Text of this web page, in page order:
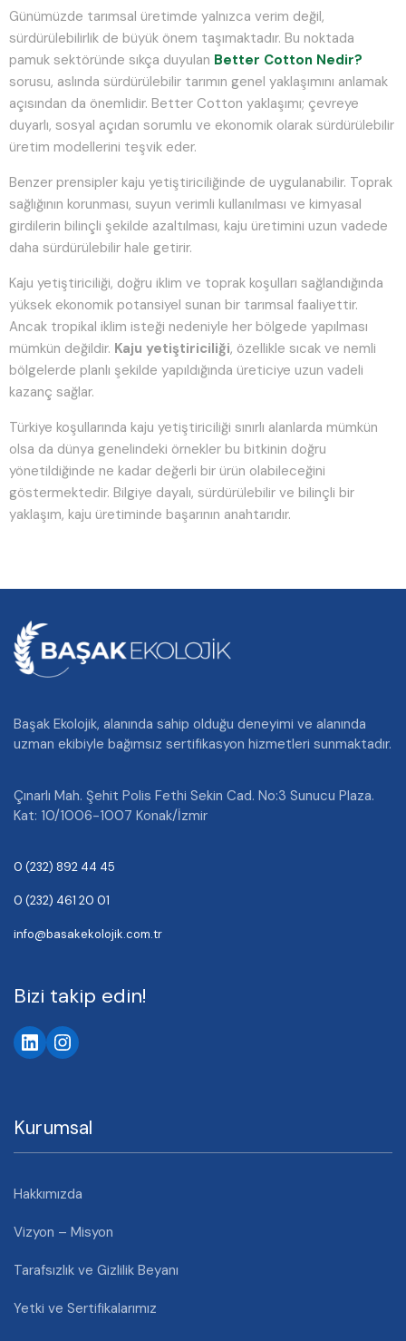
Günümüzde tarımsal üretimde yalnızca verim değil,
sürdürülebilirlik de büyük önem taşımaktadır. Bu noktada
pamuk sektöründe sıkça duyulan Better Cotton Nedir?
sorusu, aslında sürdürülebilir tarımın genel yaklaşımını anlamak
açısından da önemlidir. Better Cotton yaklaşımı; çevreye
duyarlı, sosyal açıdan sorumlu ve ekonomik olarak sürdürülebilir
üretim modellerini teşvik eder.
Benzer prensipler kaju yetiştiriciliğinde de uygulanabilir. Toprak
sağlığının korunması, suyun verimli kullanılması ve kimyasal
girdilerin bilinçli şekilde azaltılması, kaju üretimini uzun vadede
daha sürdürülebilir hale getirir.
Kaju yetiştiriciliği, doğru iklim ve toprak koşulları sağlandığında
yüksek ekonomik potansiyel sunan bir tarımsal faaliyettir.
Ancak tropikal iklim isteği nedeniyle her bölgede yapılması
mümkün değildir. Kaju yetiştiriciliği, özellikle sıcak ve nemli
bölgelerde planlı şekilde yapıldığında üreticiye uzun vadeli
kazanç sağlar.
Türkiye koşullarında kaju yetiştiriciliği sınırlı alanlarda mümkün
olsa da dünya genelindeki örnekler bu bitkinin doğru
yönetildiğinde ne kadar değerli bir ürün olabileceğini
göstermektedir. Bilgiye dayalı, sürdürülebilir ve bilinçli bir
yaklaşım, kaju üretiminde başarının anahtarıdır.
Başak Ekolojik, alanında sahip olduğu deneyimi ve alanında
uzman ekibiyle bağımsız sertifikasyon hizmetleri sunmaktadır.
Çınarlı Mah. Şehit Polis Fethi Sekin Cad. No:3 Sunucu Plaza.
Kat: 10/1006-1007 Konak/İzmir
0 (232) 892 44 45
0 (232) 461 20 01
info@basakekolojik.com.tr
Bizi takip edin!
Kurumsal
Hakkımızda
Vizyon – Misyon
Tarafsızlık ve Gizlilik Beyanı
Yetki ve Sertifikalarımız